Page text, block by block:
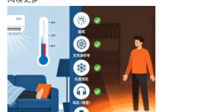
篇
章
：
0
1
5
：
统
的
研